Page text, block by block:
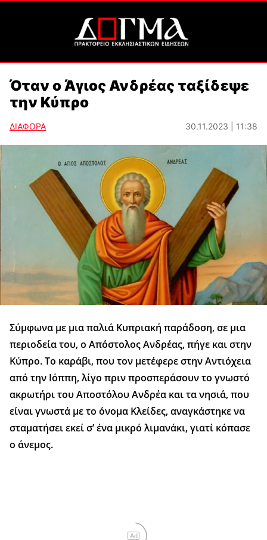
Όταν ο Άγιος Ανδρέας ταξίδεψε
την Κύπρο
ΔΙΑΦΟΡΑ 30.11.2023 | 11:38
Σύμφωνα με μια παλιά Κυπριακή παράδοση, σε μια
περιοδεία του, ο Απόστολος Ανδρέας, πήγε και στην
Κύπρο. Το καράβι, που τον μετέφερε στην Αντιόχεια
από την Ιόππη, λίγο πριν προσπεράσουν το γνωστό
ακρωτήρι του Αποστόλου Ανδρέα και τα νησιά, που
είναι γνωστά με το όνομα Κλείδες, αναγκάστηκε να
σταματήσει εκεί σ’ ένα μικρό λιμανάκι, γιατί κόπασε
ο άνεμος.
Ad